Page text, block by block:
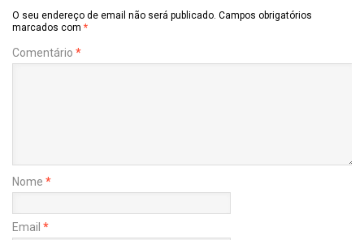
O seu endereço de email não será publicado. Campos obrigatórios
marcados com *
Comentário *
Nome *
Email *